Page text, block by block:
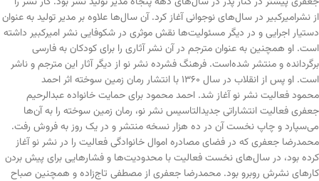
از نشرامیرکبیر در سال‌های نوجوانی آغاز کرد. آن سال‌ها علاوه بر مدیر تولید به عنوان
دستیار اجرایی و در دیگر مسئولیت‌ها نقش موثری در شکوفایی نشر امیرکبیر داشته
است. او همچنین به عنوان مترجم در آن نشر آثاری را برای کودکان به فارسی
برگردانده و منتشر شده‌است. فرهنگ فشرده نشر نو از دیگر آثار این مترجم و ناشر
است. او پس از انقلاب در سال ۱۳۶۰ با انتشار رمان زمین سوخته اثر احمد
محمود فعالیت نشر نو آغاز شد. احمد محمود برای حمایت خانواده عبدالرحیم
جعفری فعالیت انتشاراتی جدیدالتاسیس نشر نو، رمان زمین سوخته را به آن‌ها
می‌سپارد و چاپ نخست آن در ده هزار نسخه منتشر و در یک روز به فروش رفت.
محمدرضا جعفری که در فضای مصادره اموال خانوادگی فعالیت را در نشر نو آغاز
کرده بود، در سال‌های نخست فعالیت با محدودیت‌ها و فشارهایی برای پیش بردن
کارهای نشرش روبرو بود. محمدرضا جعفری از مصطفی تاج‌زاده و همچنین صباح